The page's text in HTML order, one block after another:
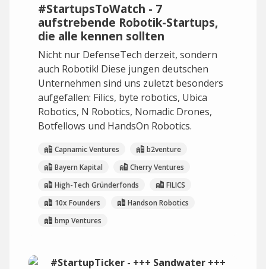
#StartupsToWatch - 7
aufstrebende Robotik-Startups,
die alle kennen sollten
Nicht nur DefenseTech derzeit, sondern
auch Robotik! Diese jungen deutschen
Unternehmen sind uns zuletzt besonders
aufgefallen: Filics, byte robotics, Ubica
Robotics, N Robotics, Nomadic Drones,
Botfellows und HandsOn Robotics.
Capnamic Ventures
b2venture
Bayern Kapital
Cherry Ventures
High-Tech Gründerfonds
FILICS
10x Founders
Handson Robotics
bmp Ventures